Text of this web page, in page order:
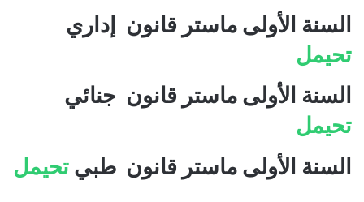
السنة الأولى ماستر قانون إداري
تحيمل
السنة الأولى ماستر قانون جنائي
تحيمل
السنة الأولى ماستر قانون طبيتحيمل